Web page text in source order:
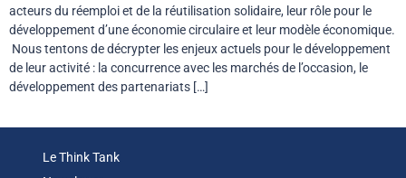
acteurs du réemploi et de la réutilisation solidaire, leur rôle pour le
développement d’une économie circulaire et leur modèle économique.
Nous tentons de décrypter les enjeux actuels pour le développement
de leur activité : la concurrence avec les marchés de l’occasion, le
développement des partenariats […]
Le Think Tank